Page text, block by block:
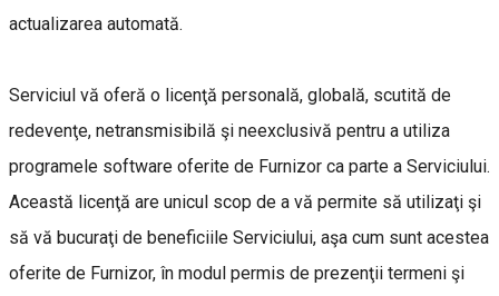
actualizarea automată.
Serviciul vă oferă o licenţă personală, globală, scutită de
redevenţe, netransmisibilă şi neexclusivă pentru a utiliza
programele software oferite de Furnizor ca parte a Serviciului.
Această licenţă are unicul scop de a vă permite să utilizaţi şi
să vă bucuraţi de beneficiile Serviciului, aşa cum sunt acestea
oferite de Furnizor, în modul permis de prezenţii termeni şi